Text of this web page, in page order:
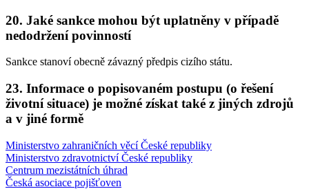
20. Jaké sankce mohou být uplatněny v případě
nedodržení povinností
Sankce stanoví obecně závazný předpis cizího státu.
23. Informace o popisovaném postupu (o řešení
životní situace) je možné získat také z jiných zdrojů
a v jiné formě
Ministerstvo zahraničních věcí České republiky
Ministerstvo zdravotnictví České republiky
Centrum mezistátních úhrad
Česká asociace pojišťoven